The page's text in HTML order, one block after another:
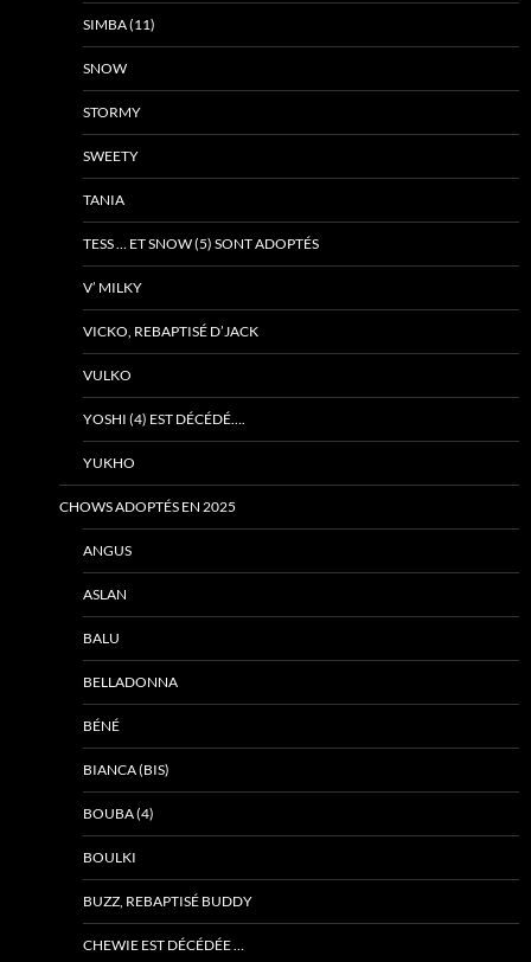
SIMBA (11)
SNOW
STORMY
SWEETY
TANIA
TESS … ET SNOW (5) SONT ADOPTÉS
V’ MILKY
VICKO, REBAPTISÉ D’JACK
VULKO
YOSHI (4) EST DÉCÉDÉ….
YUKHO
CHOWS ADOPTÉS EN 2025
ANGUS
ASLAN
BALU
BELLADONNA
BÉNÉ
BIANCA (BIS)
BOUBA (4)
BOULKI
BUZZ, REBAPTISÉ BUDDY
CHEWIE EST DÉCÉDÉE …